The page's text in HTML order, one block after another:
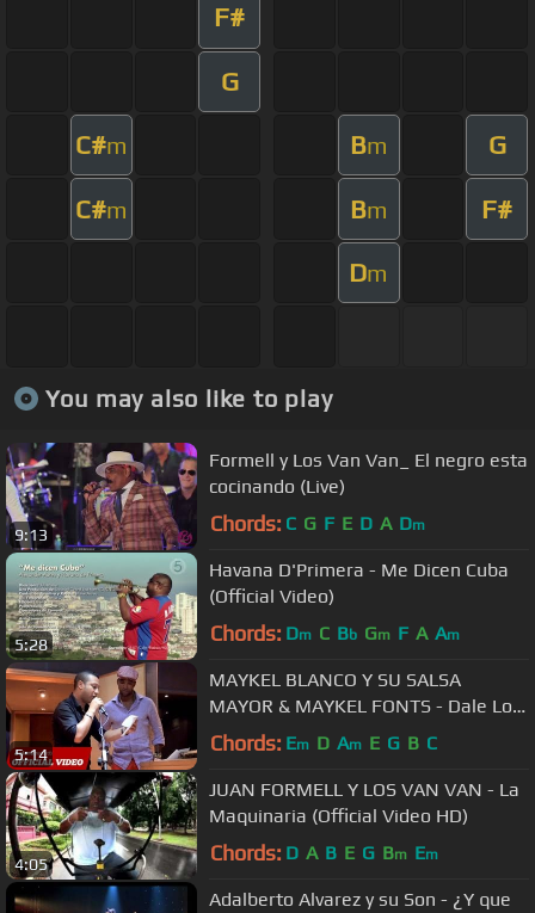
F#
G
C#m Bm G
C#m Bm F#
Dm
You may also like to play
9:13
Formell y Los Van Van_ El negro esta
cocinando (Live)
Chords: C G F E D A Dm
5:28
Havana D'Primera - Me Dicen Cuba
(Official Video)
Chords: Dm C Bb Gm F A Am
5:14
MAYKEL BLANCO Y SU SALSA
MAYOR & MAYKEL FONTS - Dale Lo
Que Lleva (Official Video HD)
Chords: Em D Am E G B C
4:05
JUAN FORMELL Y LOS VAN VAN - La
Maquinaria (Official Video HD)‬‬
Chords: D A B E G Bm Em
Adalberto Alvarez y su Son - ¿Y que